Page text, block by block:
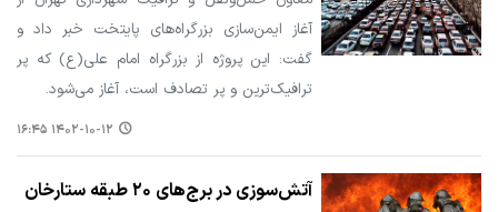
آغاز ایمن‌سازی بزرگراه‌های پایتخت خبر داد و
گفت: این پروژه از بزرگراه امام علی(ع) که پر
ترافیک‌ترین و پر تصادف است، آغاز می‌شود.
۱۴۰۲-۱۰-۱۲ ۱۶:۴۵
آتش‌سوزی در برج‌های ۲۰ طبقه ستارخان